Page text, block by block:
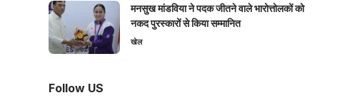
मनसुख मांडविया ने पदक जीतने वाले भारोत्तोलकों को
नकद पुरस्कारों से किया सम्मानित
खेल
Follow US